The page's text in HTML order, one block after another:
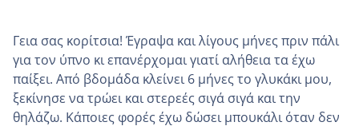
Γεια σας κορίτσια! Έγραψα και λίγους μήνες πριν πάλι
για τον ύπνο κι επανέρχομαι γιατί αλήθεια τα έχω
παίξει. Από βδομάδα κλείνει 6 μήνες το γλυκάκι μου,
ξεκίνησε να τρώει και στερεές σιγά σιγά και την
θηλάζω. Κάποιες φορές έχω δώσει μπουκάλι όταν δεν